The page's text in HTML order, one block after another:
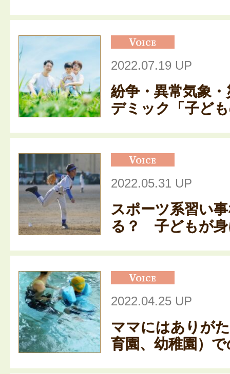
2022.07.19 UP
紛争・異常気象
デミック「子ど
2022.05.31 UP
スポーツ系習い
る？ 子どもが身
2022.04.25 UP
ママにはありが
育園、幼稚園）で